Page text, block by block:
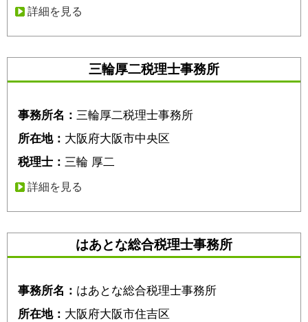
詳細を見る
三輪厚二税理士事務所
事務所名： 三輪厚二税理士事務所
所在地： 大阪府大阪市中央区
税理士： 三輪 厚二
詳細を見る
はあとな総合税理士事務所
事務所名： はあとな総合税理士事務所
所在地： 大阪府大阪市住吉区